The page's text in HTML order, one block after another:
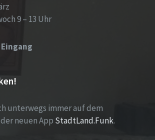
9 – 13 Uhr
unterwegs immer auf dem
neuen App StadtLand.Funk.